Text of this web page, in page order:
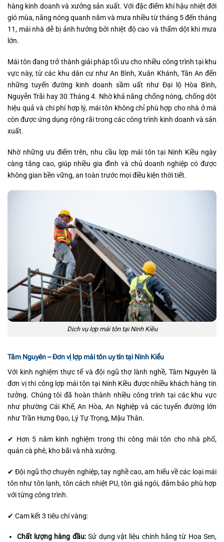
hàng kinh doanh và xưởng sản xuất. Với đặc điểm khí hậu nhiệt đới
gió mùa, nắng nóng quanh năm và mưa nhiều từ tháng 5 đến tháng
11, mái nhà dễ bị ảnh hưởng bởi nhiệt độ cao và thấm dột khi mưa
lớn.
Mái tôn đang trở thành giải pháp tối ưu cho nhiều công trình tại khu
vực này, từ các khu dân cư như An Bình, Xuân Khánh, Tân An đến
những tuyến đường kinh doanh sầm uất như Đại lộ Hòa Bình,
Nguyễn Trãi hay 30 Tháng 4. Nhờ khả năng chống nóng, chống dột
hiệu quả và chi phí hợp lý, mái tôn không chỉ phù hợp cho nhà ở mà
còn được ứng dụng rộng rãi trong các công trình kinh doanh và sản
xuất.
Nhờ những ưu điểm trên, nhu cầu lợp mái tôn tại Ninh Kiều ngày
càng tăng cao, giúp nhiều gia đình và chủ doanh nghiệp có được
không gian bền vững, an toàn trước mọi điều kiện thời tiết.
Dịch vụ lợp mái tôn tại Ninh Kiều
Tâm Nguyên – Đơn vị lợp mái tôn uy tín tại Ninh Kiều
Với kinh nghiệm thực tế và đội ngũ thợ lành nghề, Tâm Nguyên là
đơn vị thi công lợp mái tôn tại Ninh Kiều được nhiều khách hàng tin
tưởng. Chúng tôi đã hoàn thành nhiều công trình tại các khu vực
như phường Cái Khế, An Hòa, An Nghiệp và các tuyến đường lớn
như Trần Hưng Đạo, Lý Tự Trọng, Mậu Thân.
✔ Hơn 5 năm kinh nghiệm trong thi công mái tôn cho nhà phố,
quán cà phê, kho bãi và nhà xưởng.
✔ Đội ngũ thợ chuyên nghiệp, tay nghề cao, am hiểu về các loại mái
tôn như tôn lạnh, tôn cách nhiệt PU, tôn giả ngói, đảm bảo phù hợp
với từng công trình.
✔ Cam kết 3 tiêu chí vàng:
Chất lượng hàng đầu:Sử dụng vật liệu chính hãng từ Hoa Sen,